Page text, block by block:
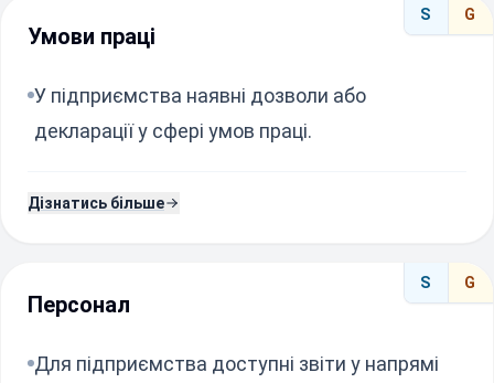
S G
Умови праці
У підприємства наявні дозволи або
декларації у сфері умов праці.
Дізнатись більше
S G
Персонал
Для підприємства доступні звіти у напрямі